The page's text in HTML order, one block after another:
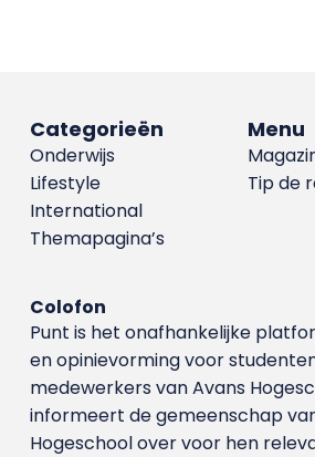
Menu
Tip de
Categorieën
Onderwijs
Lifestyle
International
Themapagina’s
Colofon
Punt is het onafhankelijke
en opinievorming voor
medewerkers van Avans
informeert de gemeenschap
Hogeschool over voor hen